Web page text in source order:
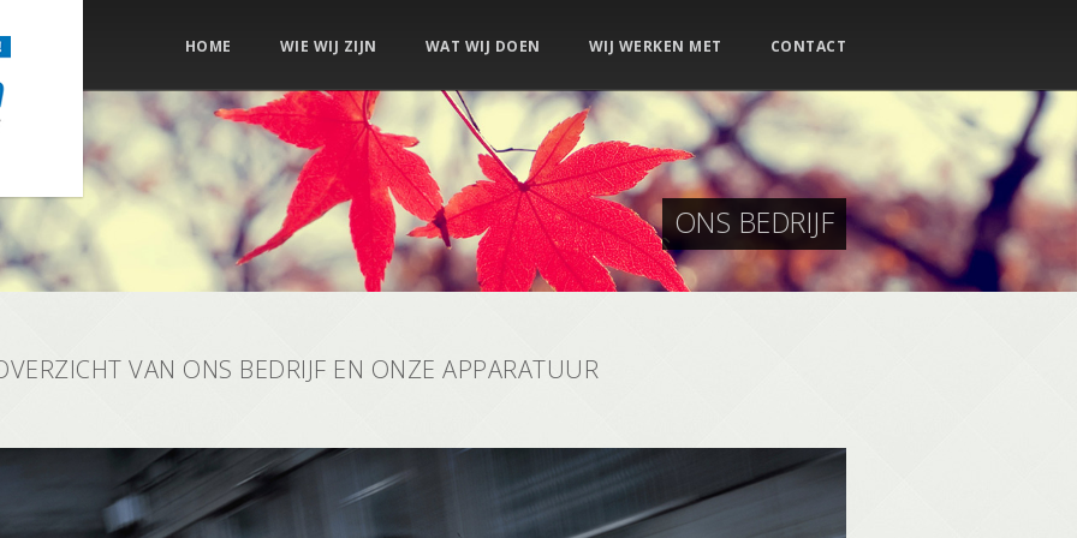
HOME WIE WIJ ZIJN WAT WIJ DOEN WIJ WERKEN MET CONTACT
ONS BEDRIJF
VAN ONS BEDRIJF EN ONZE APPARATUUR